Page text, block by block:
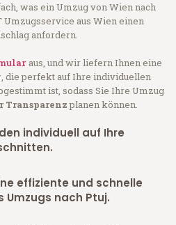
was ein Umzug von Wien nach
Umzugsservice aus Wien einen
anfordern.
aus, und wir liefern Ihnen eine
, die perfekt auf Ihre individuellen
ist, sodass Sie Ihre Umzug
Transparenzplanen können.
individuell auf Ihre
effiziente und schnelle
Umzugs nach Ptuj.